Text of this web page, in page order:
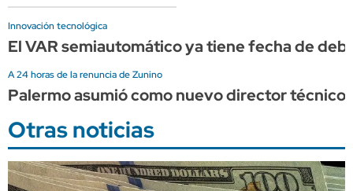
Innovación tecnológica
El VAR semiautomático ya tiene fecha de
A 24 horas de la renuncia de Zunino
Palermo asumió como nuevo director técnico
Otras noticias